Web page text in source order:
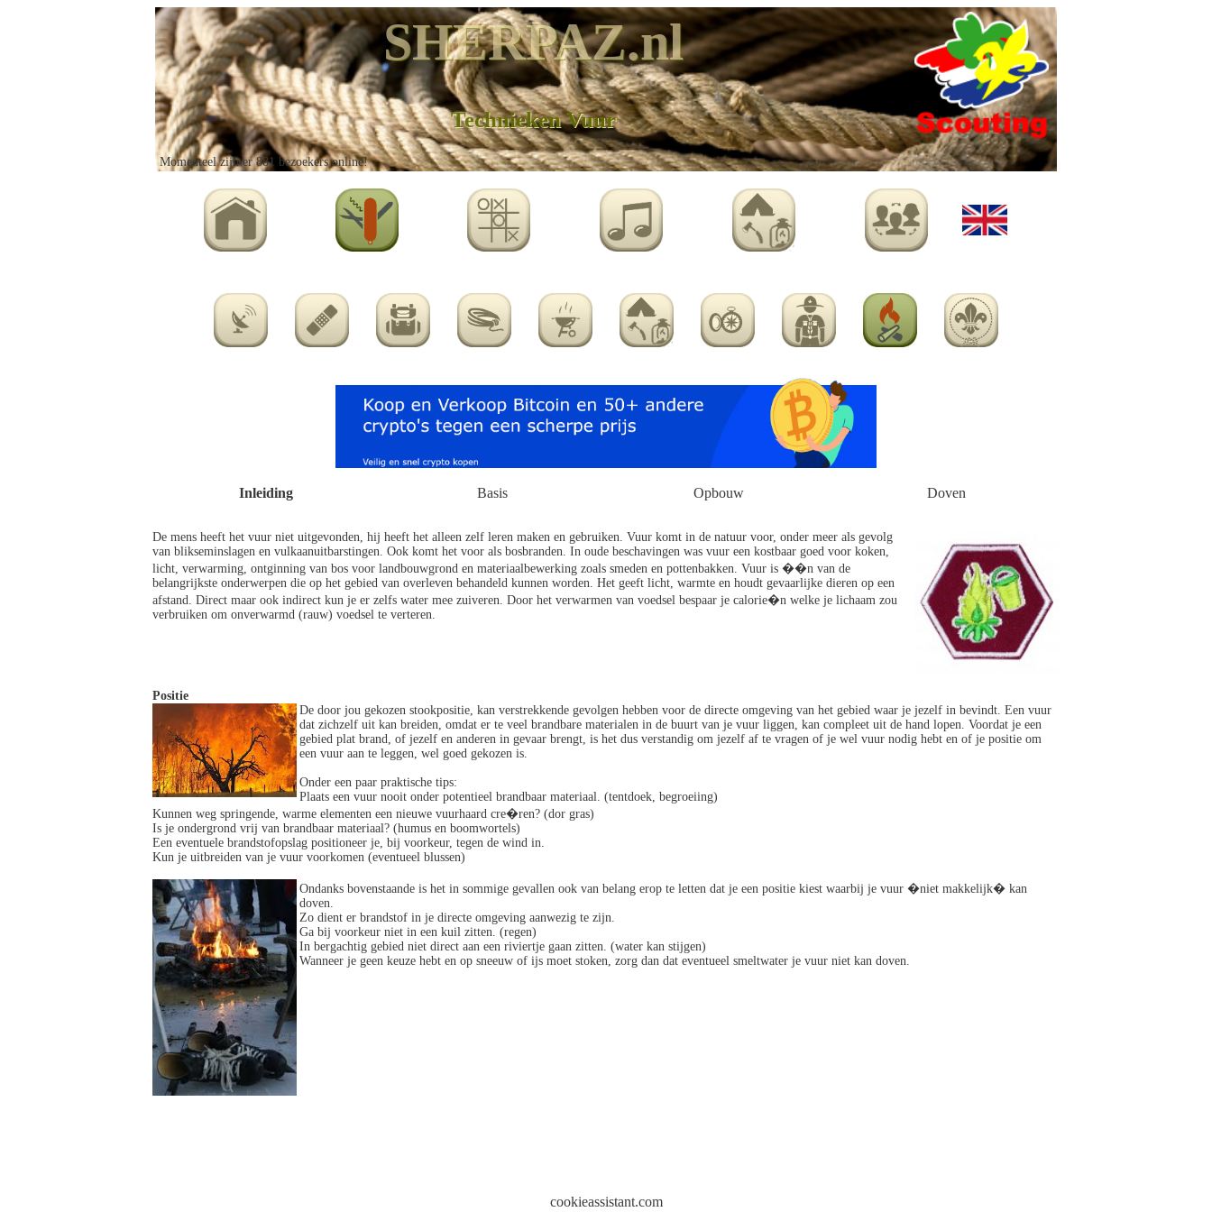
SHERPAZ.nl
Technieken Vuur
Momenteel zijn er 881 bezoekers online!
Inleiding Basis Opbouw Doven
De mens heeft het vuur niet uitgevonden, hij heeft het alleen zelf leren maken en gebruiken. Vuur komt in de natuur voor, onder meer als gevolg
van blikseminslagen en vulkaanuitbarstingen. Ook komt het voor als bosbranden. In oude beschavingen was vuur een kostbaar goed voor koken,
licht, verwarming, ontginning van bos voor landbouwgrond en materiaalbewerking zoals smeden en pottenbakken. Vuur is ��n van de
belangrijkste onderwerpen die op het gebied van overleven behandeld kunnen worden. Het geeft licht, warmte en houdt gevaarlijke dieren op een
afstand. Direct maar ook indirect kun je er zelfs water mee zuiveren. Door het verwarmen van voedsel bespaar je calorie�n welke je lichaam zou
verbruiken om onverwarmd (rauw) voedsel te verteren.
Positie
De door jou gekozen stookpositie, kan verstrekkende gevolgen hebben voor de directe omgeving van het gebied waar je jezelf in bevindt. Een vuur
dat zichzelf uit kan breiden, omdat er te veel brandbare materialen in de buurt van je vuur liggen, kan compleet uit de hand lopen. Voordat je een
gebied plat brand, of jezelf en anderen in gevaar brengt, is het dus verstandig om jezelf af te vragen of je wel vuur nodig hebt en of je positie om
een vuur aan te leggen, wel goed gekozen is.
Onder een paar praktische tips:
Plaats een vuur nooit onder potentieel brandbaar materiaal. (tentdoek, begroeiing)
Kunnen weg springende, warme elementen een nieuwe vuurhaard cre�ren? (dor gras)
Is je ondergrond vrij van brandbaar materiaal? (humus en boomwortels)
Een eventuele brandstofopslag positioneer je, bij voorkeur, tegen de wind in.
Kun je uitbreiden van je vuur voorkomen (eventueel blussen)
Ondanks bovenstaande is het in sommige gevallen ook van belang erop te letten dat je een positie kiest waarbij je vuur �niet makkelijk� kan
doven.
Zo dient er brandstof in je directe omgeving aanwezig te zijn.
Ga bij voorkeur niet in een kuil zitten. (regen)
In bergachtig gebied niet direct aan een riviertje gaan zitten. (water kan stijgen)
Wanneer je geen keuze hebt en op sneeuw of ijs moet stoken, zorg dan dat eventueel smeltwater je vuur niet kan doven.
cookieassistant.com